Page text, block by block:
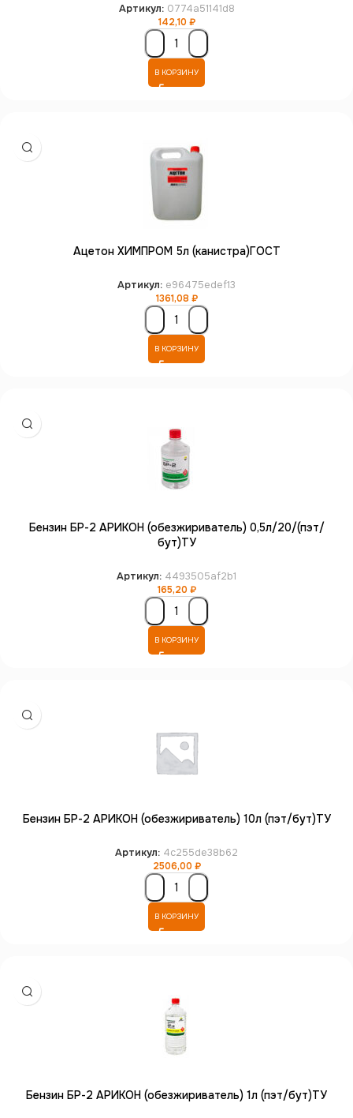
Артикул: 0774a51141d8
142,10₽
В КОРЗИНУ
Ацетон ХИМПРОМ 5л (канистра)ГОСТ
Артикул: e96475edef13
1361,08 ₽
В КОРЗИНУ
Бензин БР-2 АРИКОН (обезжириватель) 0,5л/20/(пэт/
бут)ТУ
Артикул: 4493505af2b1
165,20₽
В КОРЗИНУ
Бензин БР-2 АРИКОН (обезжириватель) 10л (пэт/бут)ТУ
Артикул: 4c255de38b62
2506,00₽
В КОРЗИНУ
Бензин БР-2 АРИКОН (обезжириватель) 1л (пэт/бут)ТУ